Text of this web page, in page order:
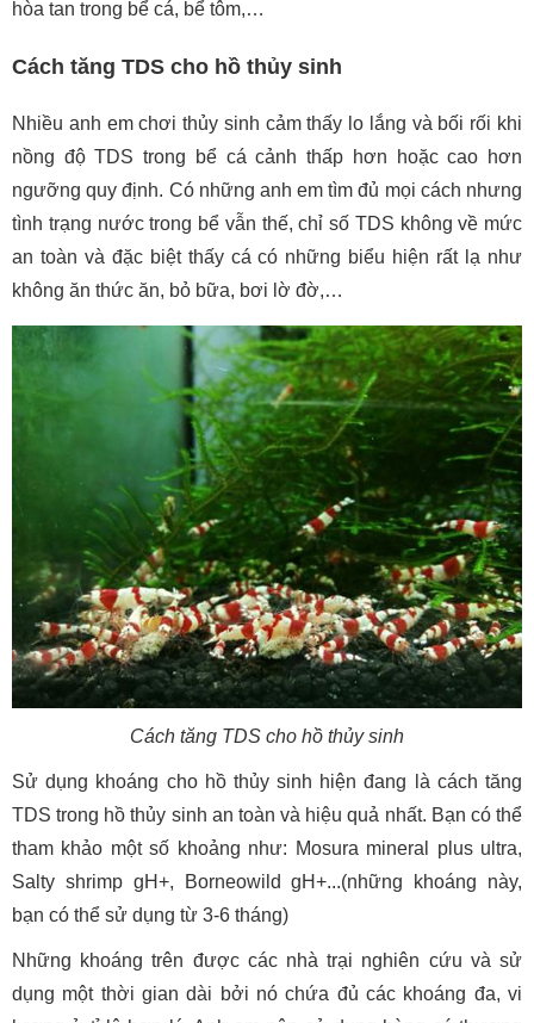
hòa tan trong bể cá, bể tôm,…
Cách tăng TDS cho hồ thủy sinh
Nhiều anh em chơi thủy sinh cảm thấy lo lắng và bối rối khi
nồng độ TDS trong bể cá cảnh thấp hơn hoặc cao hơn
ngưỡng quy định. Có những anh em tìm đủ mọi cách nhưng
tình trạng nước trong bể vẫn thế, chỉ số TDS không về mức
an toàn và đặc biệt thấy cá có những biểu hiện rất lạ như
không ăn thức ăn, bỏ bữa, bơi lờ đờ,…
Cách tăng TDS cho hồ thủy sinh
Sử dụng khoáng cho hồ thủy sinh hiện đang là cách tăng
TDS trong hồ thủy sinh an toàn và hiệu quả nhất. Bạn có thể
tham khảo một số khoảng như: Mosura mineral plus ultra,
Salty shrimp gH+, Borneowild gH+...(những khoáng này,
bạn có thể sử dụng từ 3-6 tháng)
Những khoáng trên được các nhà trại nghiên cứu và sử
dụng một thời gian dài bởi nó chứa đủ các khoáng đa, vi